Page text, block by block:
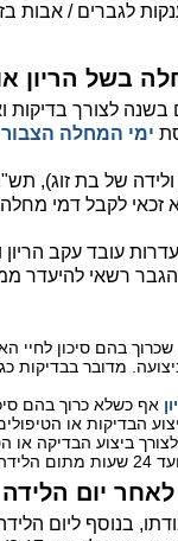
לגברים / אבות
להיעדר ממקום עבודתו עד 7 ימים
ימי המחלה
לקבל דמי
עובד עקב הריון
בגינם הגבר רשאי
שכרוך בהם סיכון
מ- 24 שעות מתום ביצועה. מדובר
אף כשלא כרוך בהם
הבדיקות או
ביצוע הבדיקה או
בנוסף ליום הלידה